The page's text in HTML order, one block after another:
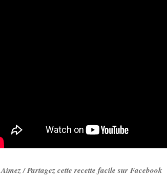
Aimez / Partagez cette recette facile sur Facebook